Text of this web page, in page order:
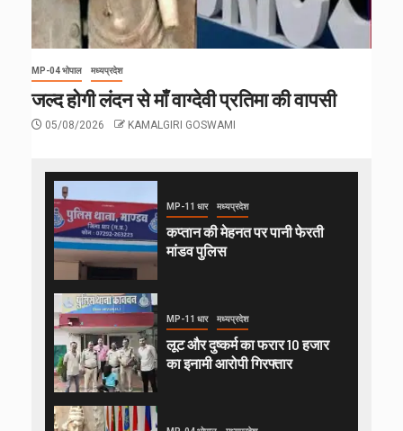
MP-04 भोपाल मध्यप्रदेश
जल्द होगी लंदन से माँ वाग्देवी प्रतिमा की वापसी
05/08/2026 KAMALGIRI GOSWAMI
MP-11 धार मध्यप्रदेश
कप्तान की मेहनत पर पानी फेरती
मांडव पुलिस
MP-11 धार मध्यप्रदेश
लूट और दुष्कर्म का फरार 10 हजार
का इनामी आरोपी गिरफ्तार